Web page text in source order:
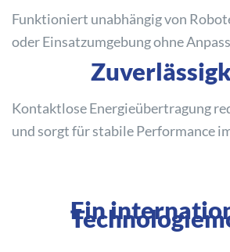
Funktioniert unabhängig von
oder Einsatzumgebung ohne
Kontaktlose Energieübertragung
und sorgt für stabile Performance
Ein